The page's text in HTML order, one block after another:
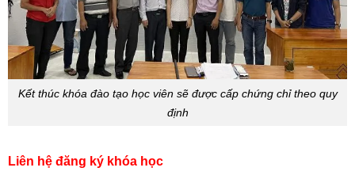
Kết thúc khóa đào tạo học viên sẽ được cấp chứng chỉ theo quy
định
Liên hệ đăng ký khóa học